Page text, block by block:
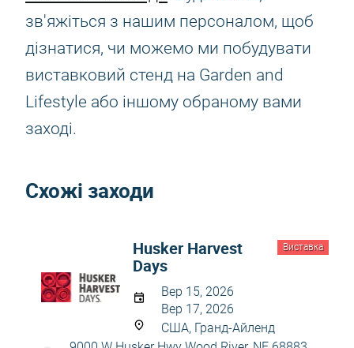
зв'яжіться з нашим персоналом, щоб
дізнатися, чи можемо ми побудувати
виставковий стенд на Garden and
Lifestyle або іншому обраному вами
заході.
Схожі заходи
Виставка
Husker Harvest
Days
Вер 15, 2026
Вер 17, 2026
США, Гранд-Айленд